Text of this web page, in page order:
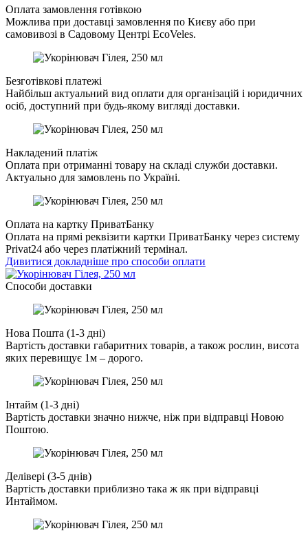
Оплата замовлення готівкою
Можлива при доставці замовлення по Києву або при
самовивозі в Садовому Центрі EcoVeles.
Безготівкові платежі
Найбільш актуальний вид оплати для організацій і юридичних
осіб, доступний при будь-якому вигляді доставки.
Накладений платіж
Оплата при отриманні товару на складі служби доставки.
Актуально для замовлень по Україні.
Оплата на картку ПриватБанку
Оплата на прямі реквізити картки ПриватБанку через систему
Privat24 або через платіжний термінал.
Дивитися докладніше про способи оплати
Cпособи доставки
Нова Пошта (1-3 дні)
Вартість доставки габаритних товарів, а також рослин, висота
яких перевищує 1м – дорого.
Інтайм (1-3 дні)
Вартість доставки значно нижче, ніж при відправці Новою
Поштою.
Делівері (3-5 днів)
Вартість доставки приблизно така ж як при відправці
Интаймом.